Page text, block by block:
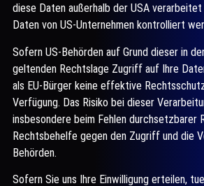
diese Daten außerhalb der USA
Daten von US-Unternehmen kontrolliert
Sofern US-Behörden auf Grund dieser in
geltenden Rechtslage Zugriff auf Ihre
als EU-Bürger keine effektive
Verfügung. Das Risiko bei dieser
insbesondere beim Fehlen durchsetzbarer
Rechtsbehelfe gegen den Zugriff und die
Behörden.
Sofern Sie uns Ihre Einwilligung erteilen,